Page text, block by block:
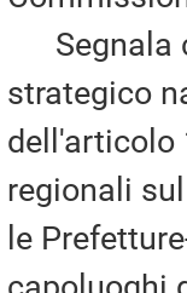
Segnala
strategico
dell'articolo
regionali
le